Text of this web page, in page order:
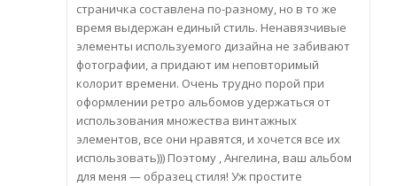
страничка составлена по-разному, но в то же
время выдержан единый стиль. Ненавязчивые
элементы используемого дизайна не забивают
фотографии, а придают им неповторимый
колорит времени. Очень трудно порой при
оформлении ретро альбомов удержаться от
использования множества винтажных
элементов, все они нравятся, и хочется все их
использовать))) Поэтому , Ангелина, ваш альбом
для меня — образец стиля! Уж простите